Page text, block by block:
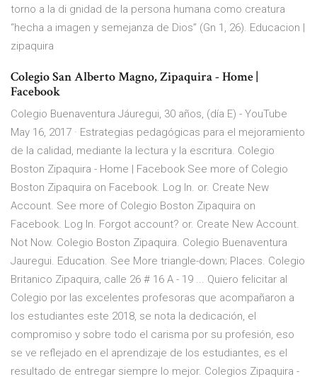
torno a la di gnidad de la persona humana como creatura
“hecha a imagen y semejanza de Dios” (Gn 1, 26). Educacion |
zipaquira
Colegio San Alberto Magno, Zipaquira - Home |
Facebook
Colegio Buenaventura Jáuregui, 30 años, (día E) - YouTube
May 16, 2017 · Estrategias pedagógicas para el mejoramiento
de la calidad, mediante la lectura y la escritura. Colegio
Boston Zipaquira - Home | Facebook See more of Colegio
Boston Zipaquira on Facebook. Log In. or. Create New
Account. See more of Colegio Boston Zipaquira on
Facebook. Log In. Forgot account? or. Create New Account.
Not Now. Colegio Boston Zipaquira. Colegio Buenaventura
Jauregui. Education. See More triangle-down; Places. Colegio
Britanico Zipaquira, calle 26 # 16 A - 19 ... Quiero felicitar al
Colegio por las excelentes profesoras que acompañaron a
los estudiantes este 2018, se nota la dedicación, el
compromiso y sobre todo el carisma por su profesión, eso
se ve reflejado en el aprendizaje de los estudiantes, es el
resultado de entregar siempre lo mejor. Colegios Zipaquira -